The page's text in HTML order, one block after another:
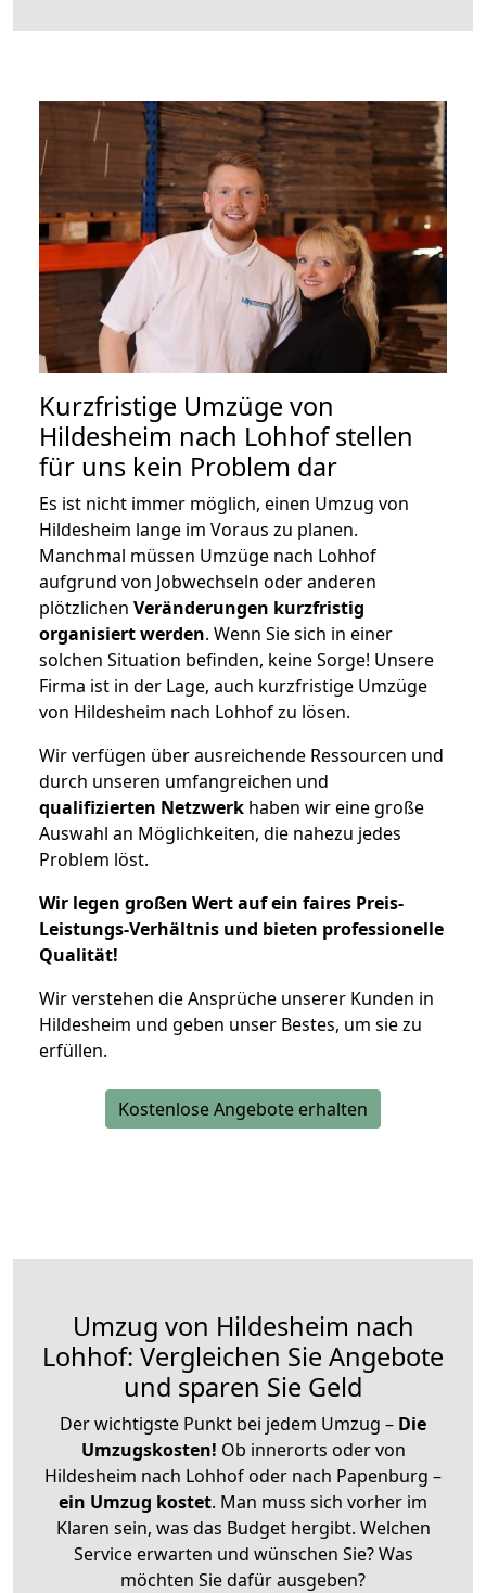
Kurzfristige Umzüge von
Hildesheim nach Lohhof stellen
für uns kein Problem dar
Es ist nicht immer möglich, einen Umzug von
Hildesheim lange im Voraus zu planen.
Manchmal müssen Umzüge nach Lohhof
aufgrund von Jobwechseln oder anderen
plötzlichen Veränderungen kurzfristig
organisiert werden. Wenn Sie sich in einer
solchen Situation befinden, keine Sorge! Unsere
Firma ist in der Lage, auch kurzfristige Umzüge
von Hildesheim nach Lohhof zu lösen.
Wir verfügen über ausreichende Ressourcen und
durch unseren umfangreichen und
qualifizierten Netzwerk haben wir eine große
Auswahl an Möglichkeiten, die nahezu jedes
Problem löst.
Wir legen großen Wert auf ein faires Preis-
Leistungs-Verhältnis und bieten professionelle
Qualität!
Wir verstehen die Ansprüche unserer Kunden in
Hildesheim und geben unser Bestes, um sie zu
erfüllen.
Kostenlose Angebote erhalten
Umzug von Hildesheim nach
Lohhof: Vergleichen Sie Angebote
und sparen Sie Geld
Der wichtigste Punkt bei jedem Umzug – Die
Umzugskosten! Ob innerorts oder von
Hildesheim nach Lohhof oder nach Papenburg –
ein Umzug kostet. Man muss sich vorher im
Klaren sein, was das Budget hergibt. Welchen
Service erwarten und wünschen Sie? Was
möchten Sie dafür ausgeben?